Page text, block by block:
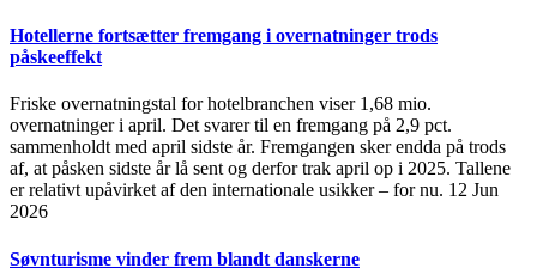
Hotellerne fortsætter fremgang i overnatninger trods
påskeeffekt
Friske overnatningstal for hotelbranchen viser 1,68 mio.
overnatninger i april. Det svarer til en fremgang på 2,9 pct.
sammenholdt med april sidste år. Fremgangen sker endda på trods
af, at påsken sidste år lå sent og derfor trak april op i 2025. Tallene
er relativt upåvirket af den internationale usikker – for nu. 12 Jun
2026
Søvnturisme vinder frem blandt danskerne